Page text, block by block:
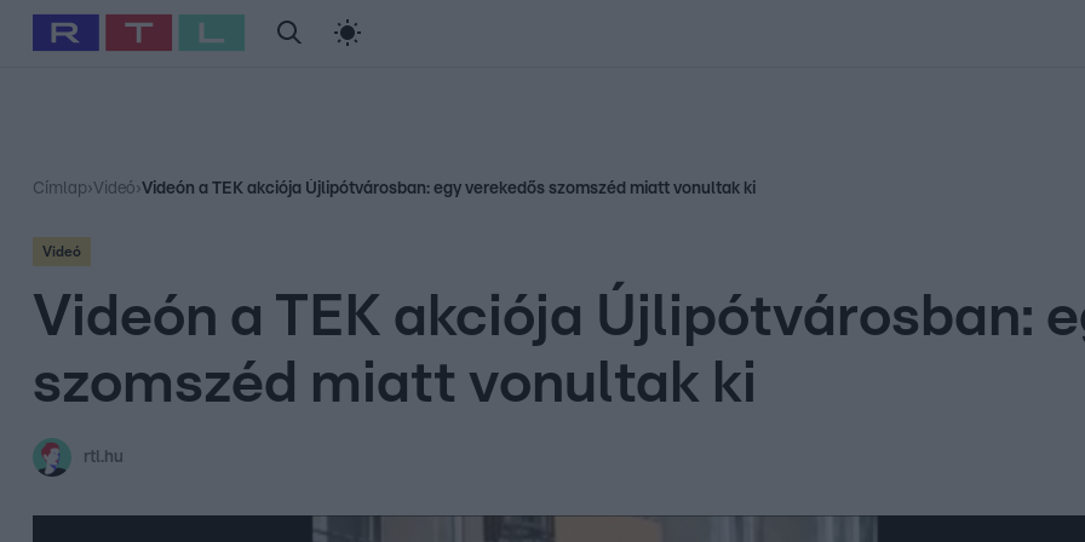
Babits Marcella Szellő István Most Wanted
Címlap›Videó›Videón a TEK akciója Újlipótvárosban: egy verekedős szomszéd miatt vonultak ki
Videó
Videón a TEK akciója Újlipótvárosban:
szomszéd miatt vonultak ki
rtl.hu